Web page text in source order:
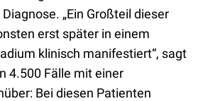
„Ein Großteil dieser
erst später in einem
klinisch manifestiert“, sagt
4.500 Fälle mit einer
Bei diesen Patienten